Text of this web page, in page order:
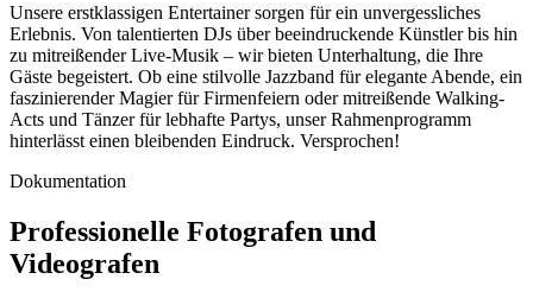
Unsere erstklassigen Entertainer sorgen für ein unvergessliches
Erlebnis. Von talentierten DJs über beeindruckende Künstler bis hin
zu mitreißender Live-Musik – wir bieten Unterhaltung, die Ihre
Gäste begeistert. Ob eine stilvolle Jazzband für elegante Abende, ein
faszinierender Magier für Firmenfeiern oder mitreißende Walking-
Acts und Tänzer für lebhafte Partys, unser Rahmenprogramm
hinterlässt einen bleibenden Eindruck. Versprochen!
Dokumentation
Professionelle Fotografen und
Videografen